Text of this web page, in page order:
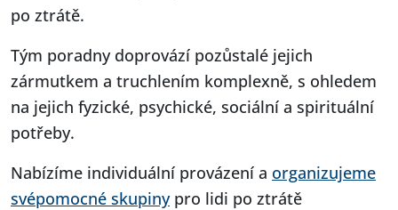
po ztrátě.
Tým poradny doprovází pozůstalé jejich
zármutkem a truchlením komplexně, s ohledem
na jejich fyzické, psychické, sociální a spirituální
potřeby.
Nabízíme individuální provázení a organizujeme
svépomocné skupinypro lidi po ztrátě